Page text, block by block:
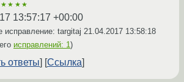
13:57:17 +00:00
исправление: targitaj 21.04.2017 13:58:18
исправлений: 1)
ответы Ссылка